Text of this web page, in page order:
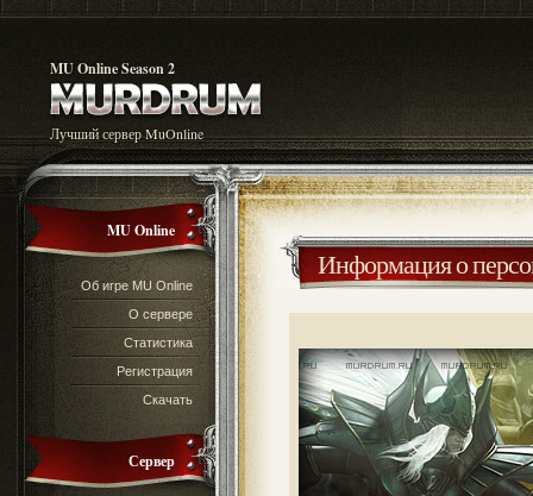
MU Online Season 2
Лучший сервер MuOnline
MU Online
Об игре MU Online
О сервере
Статистика
Регистрация
Скачать
Сервер
Информация о